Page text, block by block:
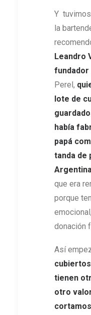
Y
la
Leandro
fundador
Perel,
lote de
había
papá
tanda de
que era
porque
donación
Así
tienen
otro